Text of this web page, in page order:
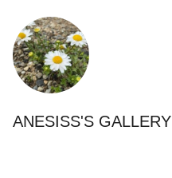
ANESISS'S GALLERY